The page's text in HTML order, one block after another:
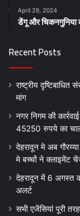
April 29, 2024
डेंगू और चिकनगुनिया
Recent Posts
राष्ट्रीय दृष्टिबाधित
मांग
नगर निगम की
45250 रुपये का
देहरादून मे अब
मे बच्चों ने क्लाइमेंट
देहरादून में 6 अगस्त
अलर्ट
सभी एजेंसियां पूरी